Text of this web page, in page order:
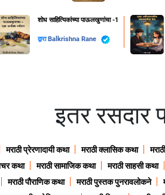
शोध साहित्यिकांच्या पाऊलखुणांचा -1
द्वारा Balkrishna Rane
इतर रसदार
मराठी प्रेरणादायी कथा मराठी क्लासिक कथा
कथा मराठी सामाजिक कथा मराठी साहसी कथा
मराठी पौराणिक कथा मराठी पुस्तक पुनरावलोकने